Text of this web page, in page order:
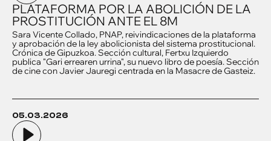
PLATAFORMA POR LA ABOLICIÓN DE LA
PROSTITUCIÓN ANTE EL 8M
Sara Vicente Collado, PNAP, reivindicaciones de la plataforma
y aprobación de la ley abolicionista del sistema prostitucional.
Crónica de Gipuzkoa. Sección cultural, Fertxu Izquierdo
publica "Gari errearen urrina", su nuevo libro de poesía. Sección
de cine con Javier Jauregi centrada en la Masacre de Gasteiz.
05.03.2026